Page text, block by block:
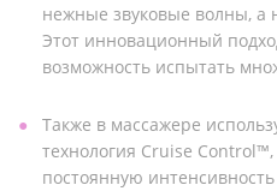
нежные звуковые волны,
Этот инновационный
возможность испытать
Также в массажере
технология Cruise
постоянную